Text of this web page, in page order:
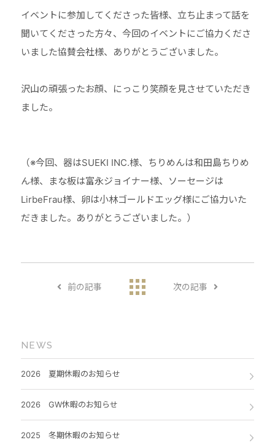
イベントに参加してくださった皆様、立ち止まって話を
聞いてくださった方々、今回のイベントにご協力くださ
いました協賛会社様、ありがとうございました。
沢山の頑張ったお顔、にっこり笑顔を見させていただき
ました。
（※今回、器はSUEKI INC.様、ちりめんは和田島ちりめ
ん様、まな板は富永ジョイナー様、ソーセージは
LirbeFrau様、卵は小林ゴールドエッグ様にご協力いた
だきました。ありがとうございました。）
前の記事 次の記事
NEWS
2026 夏期休暇のお知らせ
2026 GW休暇のお知らせ
2025 冬期休暇のお知らせ